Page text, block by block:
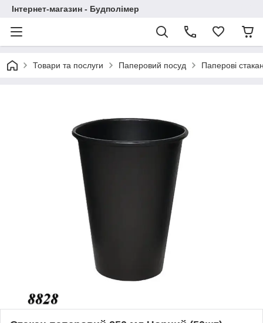
Інтернет-магазин - Будполімер
Товари та послуги Паперовий посуд Паперові